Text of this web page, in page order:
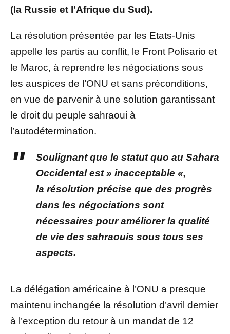
(la Russie et l’Afrique du Sud).
La résolution présentée par les Etats-Unis
appelle les partis au conflit, le Front Polisario et
le Maroc, à reprendre les négociations sous
les auspices de l’ONU et sans préconditions,
en vue de parvenir à une solution garantissant
le droit du peuple sahraoui à
l’autodétermination.
Soulignant que le statut quo au Sahara
Occidental est » inacceptable «,
la résolution précise que des progrès
dans les négociations sont
nécessaires pour améliorer la qualité
de vie des sahraouis sous tous ses
aspects.
La délégation américaine à l’ONU a presque
maintenu inchangée la résolution d’avril dernier
à l’exception du retour à un mandat de 12